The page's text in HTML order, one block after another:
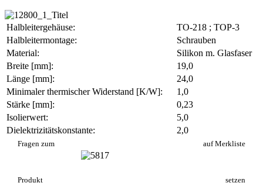
Halbleitergehäuse:
TO-218 ; TOP-3
Halbleitermontage:
Schrauben
Material:
Silikon m. Glasfaser
Breite [mm]:
19,0
Länge [mm]:
24,0
Minimaler thermischer Widerstand [K/W]:
1,0
Stärke [mm]:
0,23
Isolierwert:
5,0
Dielektrizitätskonstante:
2,0
Fragen zum
Produkt
auf Merkliste
setzen